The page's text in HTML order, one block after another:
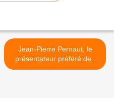
Jean-Pierre Pernaut, le
présentateur préféré des
Français, jette l’éponge… >